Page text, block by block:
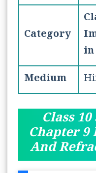
Category
Medium
Class
Chapter
And